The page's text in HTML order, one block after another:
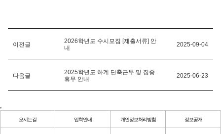
이전글
2026학년도 수시모집 [제출서류] 안
내
2025-09-04
다음글
2025학년도 하계 단축근무 및 집중
휴무 안내
2025-06-23
오시는길 입학안내 개인정보처리방침 정보공개